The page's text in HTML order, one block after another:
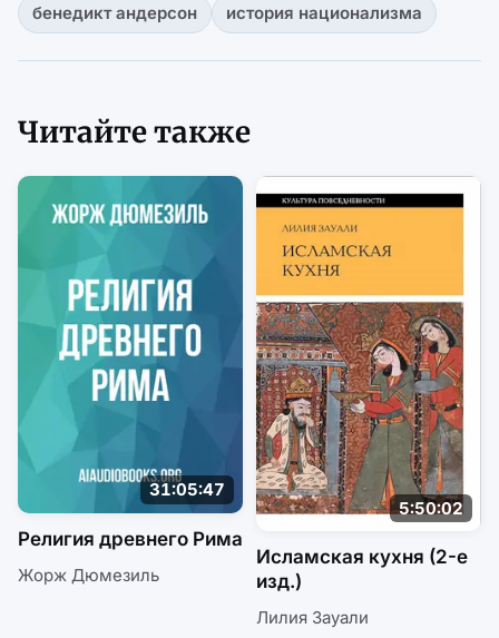
бенедикт андерсон
история национализма
Читайте также
31:05:47
Религия древнего Рима
Жорж Дюмезиль
5:50:02
Исламская кухня (2-е
изд.)
Лилия Зауали